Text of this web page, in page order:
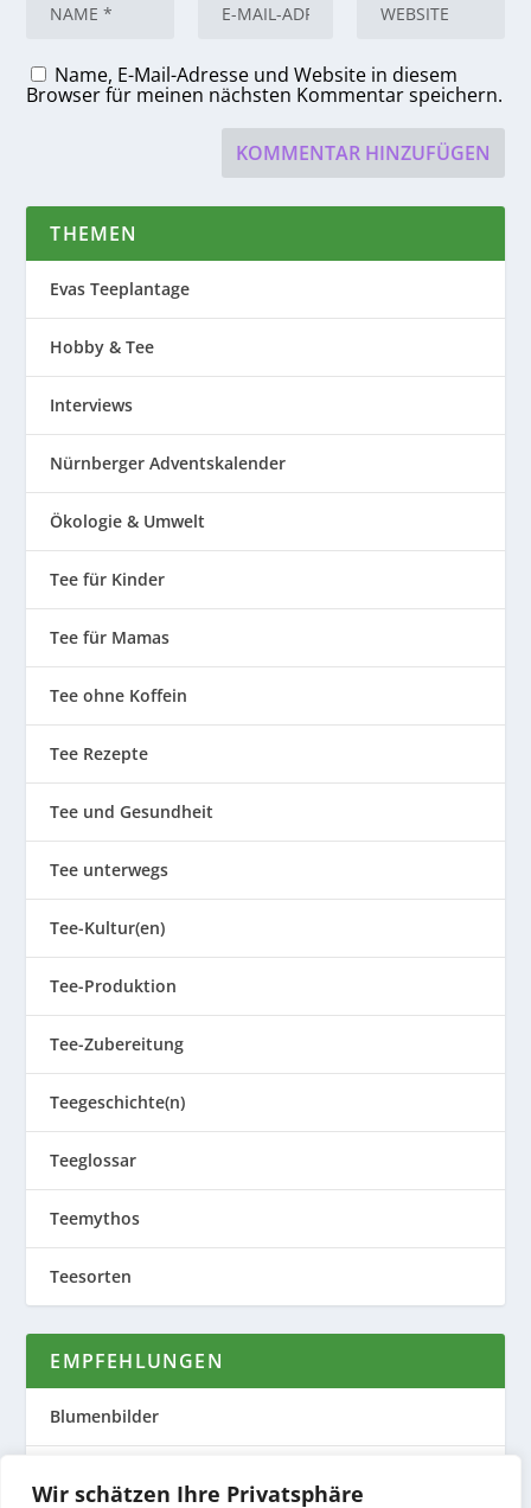
Wir schätzen Ihre Privatsphäre
Name, E-Mail-Adresse und Website in diesem
Browser für meinen nächsten Kommentar speichern.
THEMEN
Evas Teeplantage
Hobby & Tee
Interviews
Nürnberger Adventskalender
Ökologie & Umwelt
Tee für Kinder
Tee für Mamas
Tee ohne Koffein
Tee Rezepte
Tee und Gesundheit
Tee unterwegs
Tee-Kultur(en)
Tee-Produktion
Tee-Zubereitung
Teegeschichte(n)
Teeglossar
Teemythos
Teesorten
EMPFEHLUNGEN
Blumenbilder